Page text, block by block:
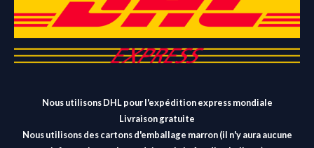
Nous utilisons DHL pour l'expédition express mondiale
Livraison gratuite
Nous utilisons des cartons d'emballage marron (il n'y aura aucune